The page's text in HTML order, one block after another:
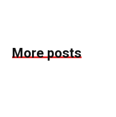
More posts